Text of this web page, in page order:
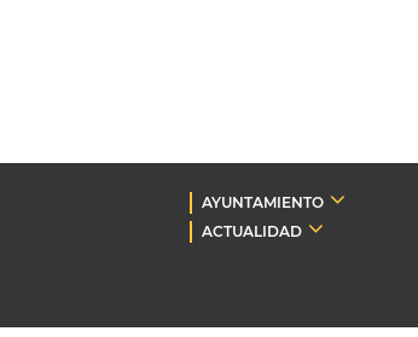
AYUNTAMIENTO
ACTUALIDAD